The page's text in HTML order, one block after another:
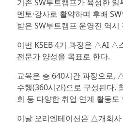
기존 SW부트캠프가 육성한
멘토·강사로 활약하며 후배
받은 SW부트캠프 운영진 역
이번 KSEB 4기 과정은 △AI △
전문가 양성을 목표로 한다.
교육은 총 640시간 과정으로,
수행(360시간)으로 구성된다.
회 등 다양한 취업 연계 활동
이날 오리엔테이션은 △개회